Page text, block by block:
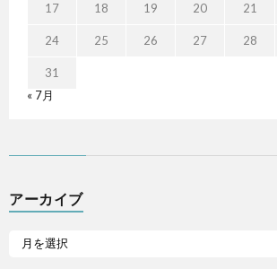
17 18 19 20 21
24 25 26 27 28
31
« 7月
アーカイブ